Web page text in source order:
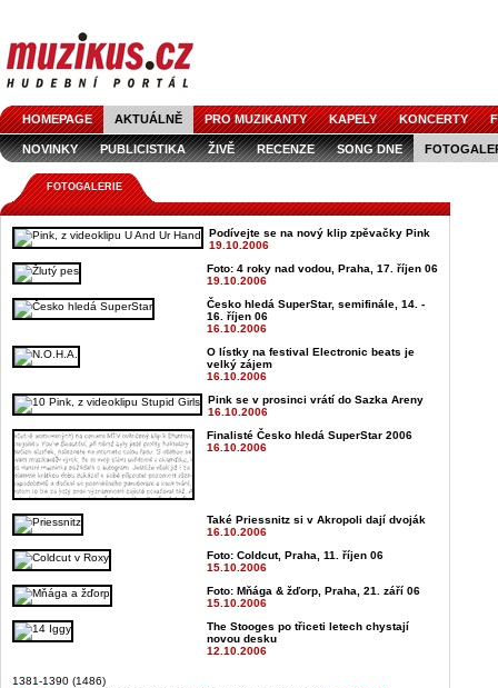
HOMEPAGE AKTUÁLNĚ PRO MUZIKANTY KAPELY KONCERTY
NOVINKY PUBLICISTIKA ŽIVĚ RECENZE SONG DNE
FOTOGALERIE
Podívejte se na nový klip zpěvačky Pink
19.10.2006
Foto: 4 roky nad vodou, Praha, 17. říjen 06
19.10.2006
Česko hledá SuperStar, semifinále, 14. -
16. říjen 06
16.10.2006
O lístky na festival Electronic beats je
velký zájem
16.10.2006
Pink se v prosinci vrátí do Sazka Areny
16.10.2006
Finalisté Česko hledá SuperStar 2006
16.10.2006
Také Priessnitz si v Akropoli dají dvoják
16.10.2006
Foto: Coldcut, Praha, 11. říjen 06
15.10.2006
Foto: Mňága & žďorp, Praha, 21. září 06
15.10.2006
The Stooges po třiceti letech chystají
novou desku
12.10.2006
1381-1390 (1486)